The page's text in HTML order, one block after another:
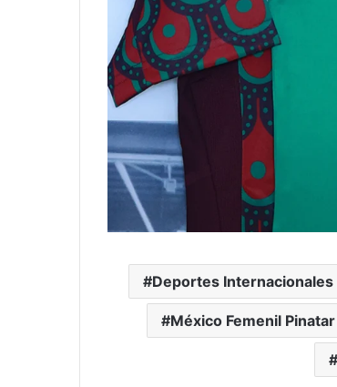
Deportes Internacionales
México Femenil